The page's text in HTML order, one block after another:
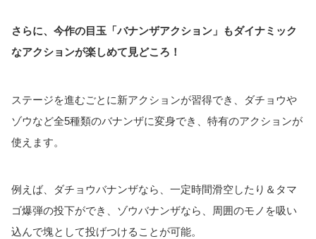
さらに、今作の目玉「バナンザアクション」もダイナミック
なアクションが楽しめて見どころ！
ステージを進むごとに新アクションが習得でき、ダチョウや
ゾウなど全5種類のバナンザに変身でき、特有のアクションが
使えます。
例えば、ダチョウバナンザなら、一定時間滑空したり＆タマ
ゴ爆弾の投下ができ、ゾウバナンザなら、周囲のモノを吸い
込んで塊として投げつけることが可能。